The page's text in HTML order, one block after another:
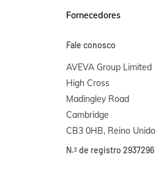
Fornecedores
Fale conosco
AVEVA Group Limited
High Cross
Madingley Road
Cambridge
CB3 0HB, Reino Unido
N.º de registro 2937296